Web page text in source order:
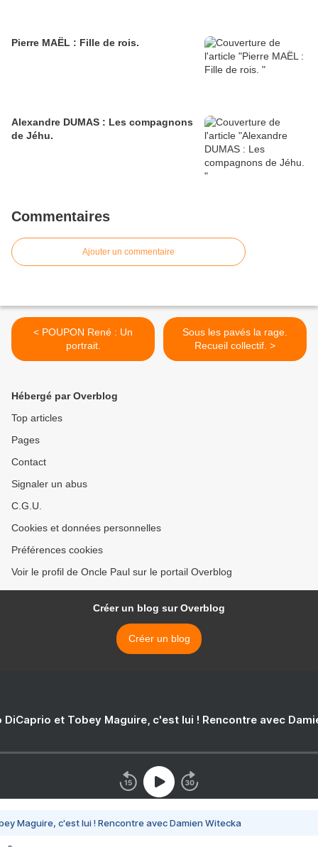
Pierre MAËL : Fille de rois.
Alexandre DUMAS : Les compagnons
de Jéhu.
Commentaires
Ajouter un commentaire
< POUPON René : Un
portrait.
Sous les pavés la rage.
Recueil collectif. >
Hébergé par Overblog
Top articles
Pages
Contact
Signaler un abus
C.G.U.
Cookies et données personnelles
Préférences cookies
Voir le profil de Oncle Paul sur le portail Overblog
Créer un blog sur Overblog
Créer un blog
DiCaprio et Tobey Maguire, c'est lui ! Rencontre avec
Maguire, c'est lui ! Rencontre avec Damien Witecka